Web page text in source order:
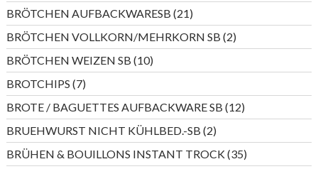
Produkte
BRÖTCHEN AUFBACKWARESB 2121
Produkte
BRÖTCHEN VOLLKORN/MEHRKORN SB 22
Produkte
BRÖTCHEN WEIZEN SB 1010
Produkte
BROTCHIPS 77
Produkte
BROTE / BAGUETTES AUFBACKWARE SB 1212
Produkte
BRUEHWURST NICHT KÜHLBED.-SB 22
Produkte
BRÜHEN & BOUILLONS INSTANT TROCK 3535